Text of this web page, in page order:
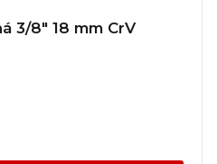
3/8" 18 mm CrV